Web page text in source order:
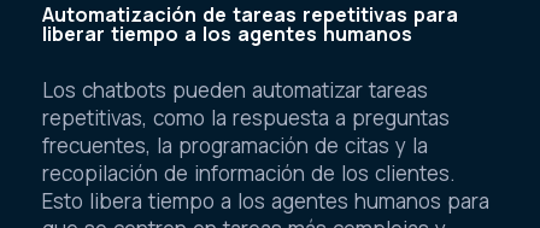
Automatización de tareas repetitivas para
liberar tiempo a los agentes humanos
Los chatbots pueden automatizar tareas
repetitivas, como la respuesta a preguntas
frecuentes, la programación de citas y la
recopilación de información de los clientes.
Esto libera tiempo a los agentes humanos para